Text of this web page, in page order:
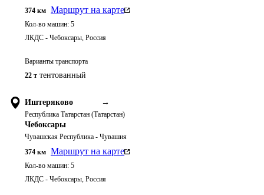
374 км Маршрут на карте
Кол-во машин: 5
ЛКДС - Чебоксары, Россия
Варианты транспорта
22 т тентованный
Иштеряково →
Республика Татарстан (Татарстан)
Чебоксары
Чувашская Республика - Чувашия
374 км Маршрут на карте
Кол-во машин: 5
ЛКДС - Чебоксары, Россия